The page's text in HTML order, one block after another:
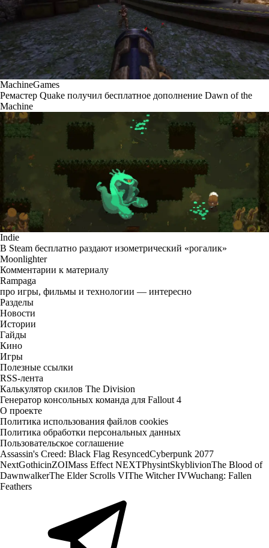
MachineGames
Ремастер Quake получил бесплатное дополнение Dawn of the
Machine
Indie
В Steam бесплатно раздают изометрический «рогалик»
Moonlighter
Комментарии к материалу
Rampaga
про игры, фильмы и технологии — интересно
Разделы
Новости
Истории
Гайды
Кино
Игры
Полезные ссылки
RSS-лента
Калькулятор скилов The Division
Генератор консольных команда для Fallout 4
О проекте
Политика использования файлов cookies
Политика обработки персональных данных
Пользовательское соглашение
Assassin's Creed: Black Flag ResyncedCyberpunk 2077
NextGothicinZOIMass Effect NEXTPhysintSkyblivionThe Blood of
DawnwalkerThe Elder Scrolls VIThe Witcher IVWuchang: Fallen
Feathers